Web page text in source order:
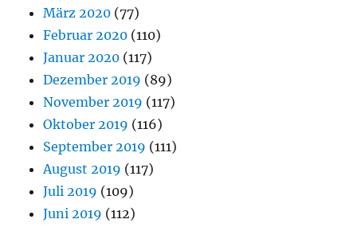
März 2020 (77)
Februar 2020 (110)
Januar 2020 (117)
Dezember 2019 (89)
November 2019 (117)
Oktober 2019 (116)
September 2019 (111)
August 2019 (117)
Juli 2019 (109)
Juni 2019 (112)